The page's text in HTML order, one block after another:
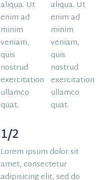
aliqua. Ut
enim ad
minim
veniam,
quis
nostrud
exercitation
ullamco
quat.
aliqua. Ut
enim ad
minim
veniam,
quis
nostrud
exercitation
ullamco
quat.
1/2
Lorem ipsum dolor sit
amet, consectetur
adipisicing elit, sed do